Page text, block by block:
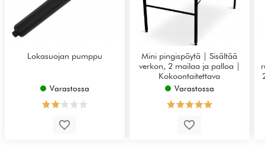
Lokasuojan pumppu
Varastossa
Mini pingispöytä | Sisältää
verkon, 2 mailaa ja palloa |
Kokoontaitettava
Varastossa